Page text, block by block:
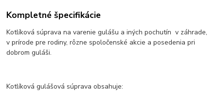
Kompletné špecifikácie
Kotlíková súprava na varenie gulášu a iných pochutín v záhrade,
v prírode pre rodiny, rôzne spoločenské akcie a posedenia pri
dobrom guláši.
Kotlíková gulášová súprava obsahuje: